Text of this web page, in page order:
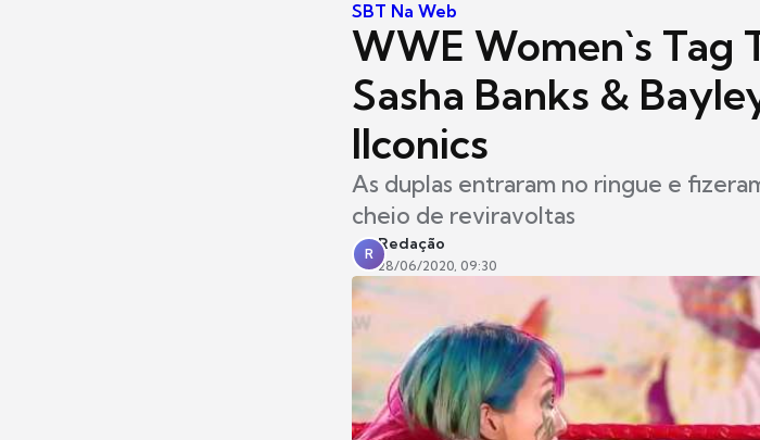
SBT Na Web
WWE Women`s Tag
Sasha Banks &
IIconics
As duplas entraram no ringue e
cheio de reviravoltas
R
Redação
28/06/2020, 09:30